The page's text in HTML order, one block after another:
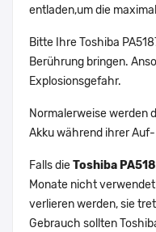
entladen,um die
Bitte Ihre Toshiba
Berührung bringen.
Explosionsgefahr.
Normalerweise werden
Akku während ihrer
Falls dieToshiba
Monate nicht
verlieren werden, sie
Gebrauch sollten